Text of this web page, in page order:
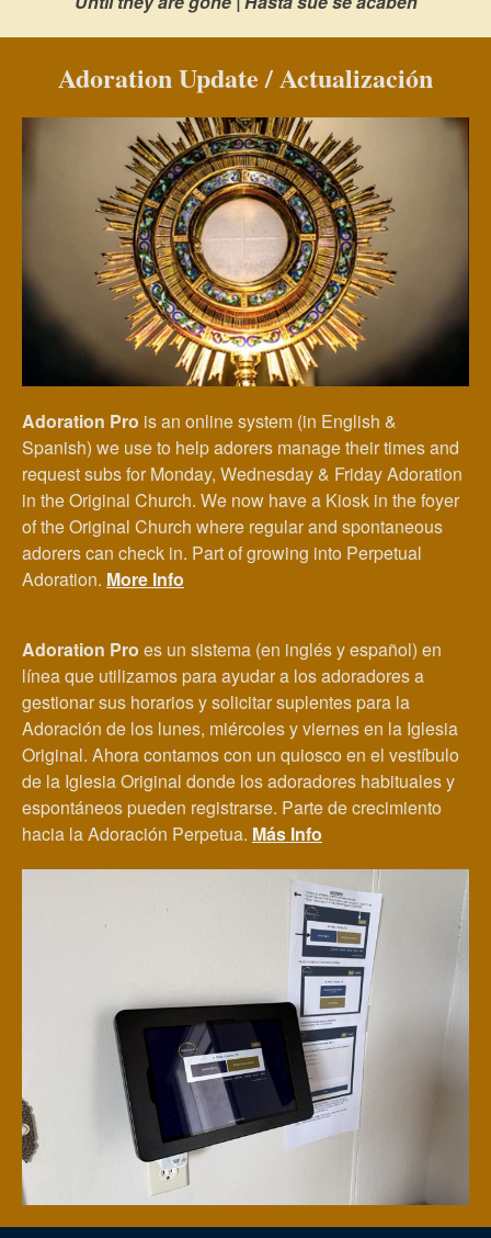
Adoration Update / Actualización
Adoration Pro is an online system (in English &
Spanish) we use to help adorers manage their times and
request subs for Monday, Wednesday & Friday Adoration
in the Original Church. We now have a Kiosk in the foyer
of the Original Church where regular and spontaneous
adorers can check in. Part of growing into Perpetual
Adoration. More Info
Adoration Pro es un sistema (en inglés y español) en
línea que utilizamos para ayudar a los adoradores a
gestionar sus horarios y solicitar suplentes para la
Adoración de los lunes, miércoles y viernes en la Iglesia
Original. Ahora contamos con un quiosco en el vestíbulo
de la Iglesia Original donde los adoradores habituales y
espontáneos pueden registrarse. Parte de crecimiento
hacia la Adoración Perpetua. Más Info